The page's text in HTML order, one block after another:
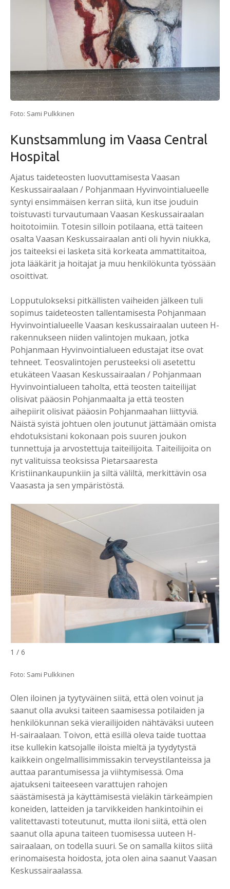
Foto: Sami Pulkkinen
Kunstsammlung im Vaasa Central
Hospital
Ajatus taideteosten luovuttamisesta Vaasan
Keskussairaalaan / Pohjanmaan Hyvinvointialueelle
syntyi ensimmäisen kerran siitä, kun itse jouduin
toistuvasti turvautumaan Vaasan Keskussairaalan
hoitotoimiin. Totesin silloin potilaana, että taiteen
osalta Vaasan Keskussairaalan anti oli hyvin niukka,
jos taiteeksi ei lasketa sitä korkeata ammattitaitoa,
jota lääkärit ja hoitajat ja muu henkilökunta työssään
osoittivat.
Lopputulokseksi pitkällisten vaiheiden jälkeen tuli
sopimus taideteosten tallentamisesta Pohjanmaan
Hyvinvointialueelle Vaasan keskussairaalan uuteen H-
rakennukseen niiden valintojen mukaan, jotka
Pohjanmaan Hyvinvointialueen edustajat itse ovat
tehneet. Teosvalintojen perusteeksi oli asetettu
etukäteen Vaasan Keskussairaalan / Pohjanmaan
Hyvinvointialueen taholta, että teosten taiteilijat
olisivat pääosin Pohjanmaalta ja että teosten
aihepiirit olisivat pääosin Pohjanmaahan liittyviä.
Näistä syistä johtuen olen joutunut jättämään omista
ehdotuksistani kokonaan pois suuren joukon
tunnettuja ja arvostettuja taiteilijoita. Taiteilijoita on
nyt valituissa teoksissa Pietarsaaresta
Kristiinankaupunkiin ja siltä väliltä, merkittävin osa
Vaasasta ja sen ympäristöstä.
1 / 6
Foto: Sami Pulkkinen
Olen iloinen ja tyytyväinen siitä, että olen voinut ja
saanut olla avuksi taiteen saamisessa potilaiden ja
henkilökunnan sekä vierailijoiden nähtäväksi uuteen
H-sairaalaan. Toivon, että esillä oleva taide tuottaa
itse kullekin katsojalle iloista mieltä ja tyydytystä
kaikkein ongelmallisimmissakin terveystilanteissa ja
auttaa parantumisessa ja viihtymisessä. Oma
ajatukseni taiteeseen varattujen rahojen
säästämisestä ja käyttämisestä vieläkin tärkeämpien
koneiden, latteiden ja tarvikkeiden hankintoihin ei
valitettavasti toteutunut, mutta iloni siitä, että olen
saanut olla apuna taiteen tuomisessa uuteen H-
sairaalaan, on todella suuri. Se on samalla kiitos siitä
erinomaisesta hoidosta, jota olen aina saanut Vaasan
Keskussairaalassa.